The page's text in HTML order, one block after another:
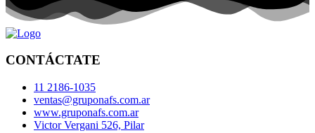
CONTÁCTATE
11 2186-1035
ventas@gruponafs.com.ar
www.gruponafs.com.ar
Victor Vergani 526, Pilar